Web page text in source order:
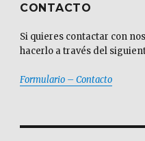
CONTACTO
Si quieres contactar con
hacerlo a través del
Formulario – Contacto